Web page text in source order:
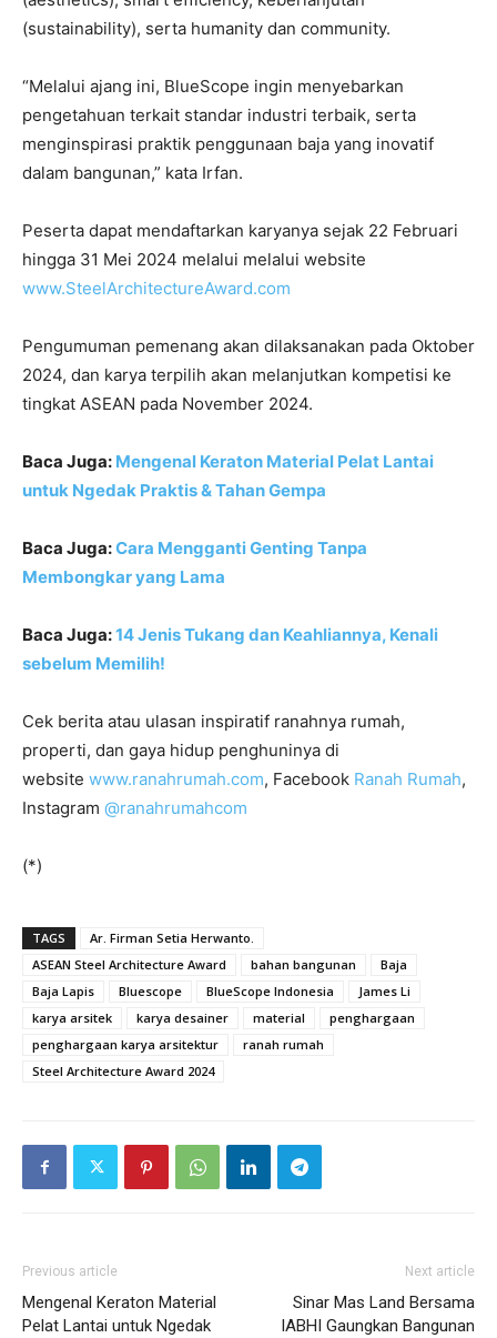
(sustainability), serta humanity dan community.
“Melalui ajang ini, BlueScope ingin menyebarkan
pengetahuan terkait standar industri terbaik, serta
menginspirasi praktik penggunaan baja yang inovatif
dalam bangunan,” kata Irfan.
Peserta dapat mendaftarkan karyanya sejak 22 Februari
hingga 31 Mei 2024 melalui melalui website
www.SteelArchitectureAward.com
Pengumuman pemenang akan dilaksanakan pada Oktober
2024, dan karya terpilih akan melanjutkan kompetisi ke
tingkat ASEAN pada November 2024.
Baca Juga: Mengenal Keraton Material Pelat Lantai
untuk Ngedak Praktis & Tahan Gempa
Baca Juga:Cara Mengganti Genting Tanpa
Membongkar yang Lama
Baca Juga:14 Jenis Tukang dan Keahliannya, Kenali
sebelum Memilih!
Cek berita atau ulasan inspiratif ranahnya rumah,
properti, dan gaya hidup penghuninya di
website www.ranahrumah.com, Facebook Ranah Rumah,
Instagram @ranahrumahcom
(*)
TAGS
Ar. Firman Setia Herwanto.
ASEAN Steel Architecture Award
bahan bangunan
Baja
Baja Lapis
Bluescope BlueScope Indonesia
James Li
karya arsitek
karya desainer material
penghargaan
penghargaan karya arsitektur
ranah rumah
Steel Architecture Award 2024
Previous article
Mengenal Keraton Material
Pelat Lantai untuk Ngedak
Next article
Sinar Mas Land Bersama
IABHI Gaungkan Bangunan